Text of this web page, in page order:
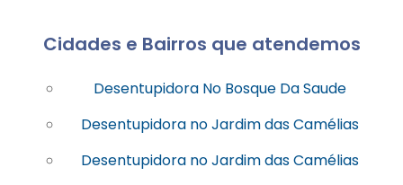
Cidades e Bairros que atendemos
Desentupidora No Bosque Da Saude
Desentupidora no Jardim das Camélias
Desentupidora no Jardim das Camélias